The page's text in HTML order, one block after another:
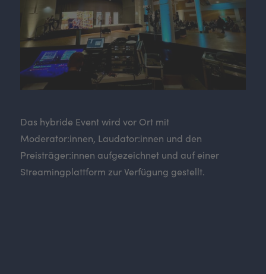
Das hybride Event wird vor Ort mit
Moderator:innen, Laudator:innen und den
Preisträger:innen aufgezeichnet und auf einer
Streamingplattform zur Verfügung gestellt.